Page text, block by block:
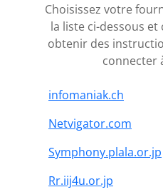
Choisissez votre
la liste ci-dessous
obtenir des
connecter
infomaniak.ch
Netvigator.com
Symphony.plala.or.jp
Rr.iij4u.or.jp